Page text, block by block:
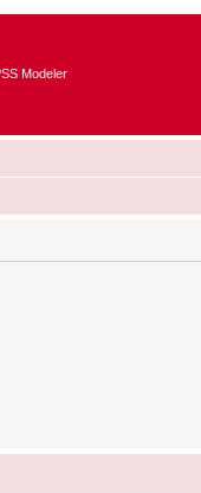
Modeler